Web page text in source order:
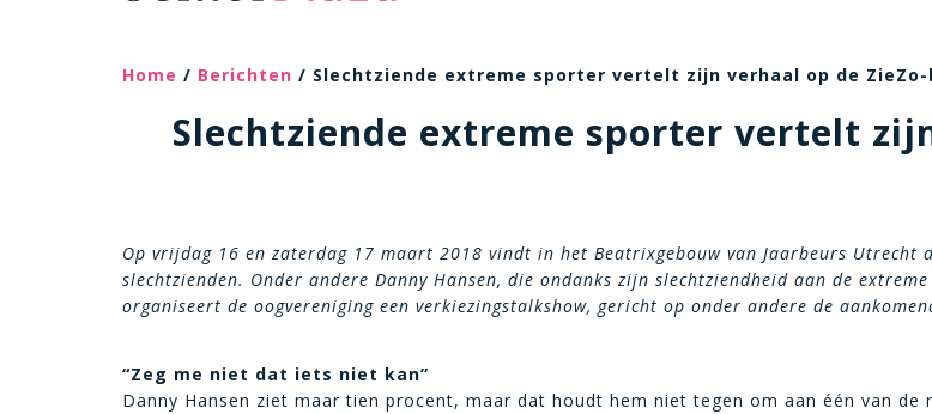
Home / Berichten / Slechtziende extreme sporter vertelt zijn verhaal op de ZieZo-
Slechtziende extreme sporter vertelt
Op vrijdag 16 en zaterdag 17 maart 2018 vindt in het Beatrixgebouw van Jaarbeurs Utrecht
slechtzienden. Onder andere Danny Hansen, die ondanks zijn slechtziendheid aan de
organiseert de oogvereniging een verkiezingstalkshow, gericht op onder andere de
“Zeg me niet dat iets niet kan”
Danny Hansen ziet maar tien procent, maar dat houdt hem niet tegen om aan één van